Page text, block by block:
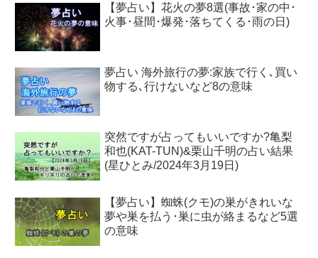
【夢占い】花火の夢8選(事故･家の中･
火事･昼間･爆発･落ちてくる･雨の日)
夢占い 海外旅行の夢:家族で行く､買い
物する､行けないなど8の意味
突然ですが占ってもいいですか?亀梨
和也(KAT-TUN)&栗山千明の占い結果
(星ひとみ/2024年3月19日)
【夢占い】蜘蛛(クモ)の巣がきれいな
夢や巣を払う･巣に虫が絡まるなど5選
の意味